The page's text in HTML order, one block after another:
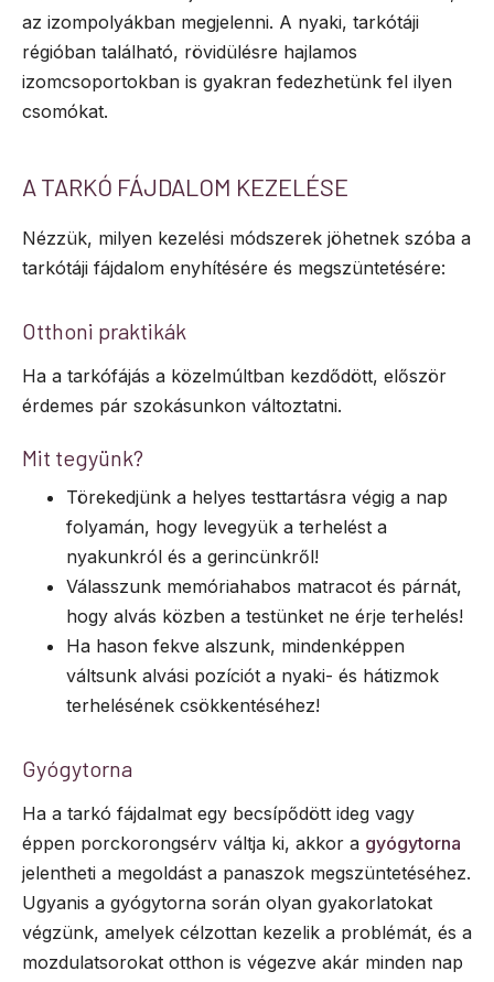
az izompolyákban megjelenni. A nyaki, tarkótáji
régióban található, rövidülésre hajlamos
izomcsoportokban is gyakran fedezhetünk fel ilyen
csomókat.
A TARKÓ FÁJDALOM KEZELÉSE
Nézzük, milyen kezelési módszerek jöhetnek szóba a
tarkótáji fájdalom enyhítésére és megszüntetésére:
Otthoni praktikák
Ha a tarkófájás a közelmúltban kezdődött, először
érdemes pár szokásunkon változtatni.
Mit tegyünk?
Törekedjünk a helyes testtartásra végig a nap
folyamán, hogy levegyük a terhelést a
nyakunkról és a gerincünkről!
Válasszunk memóriahabos matracot és párnát,
hogy alvás közben a testünket ne érje terhelés!
Ha hason fekve alszunk, mindenképpen
váltsunk alvási pozíciót a nyaki- és hátizmok
terhelésének csökkentéséhez!
Gyógytorna
Ha a tarkó fájdalmat egy becsípődött ideg vagy
éppen porckorongsérv váltja ki, akkor a gyógytorna
jelentheti a megoldást a panaszok megszüntetéséhez.
Ugyanis a gyógytorna során olyan gyakorlatokat
végzünk, amelyek célzottan kezelik a problémát, és a
mozdulatsorokat otthon is végezve akár minden nap